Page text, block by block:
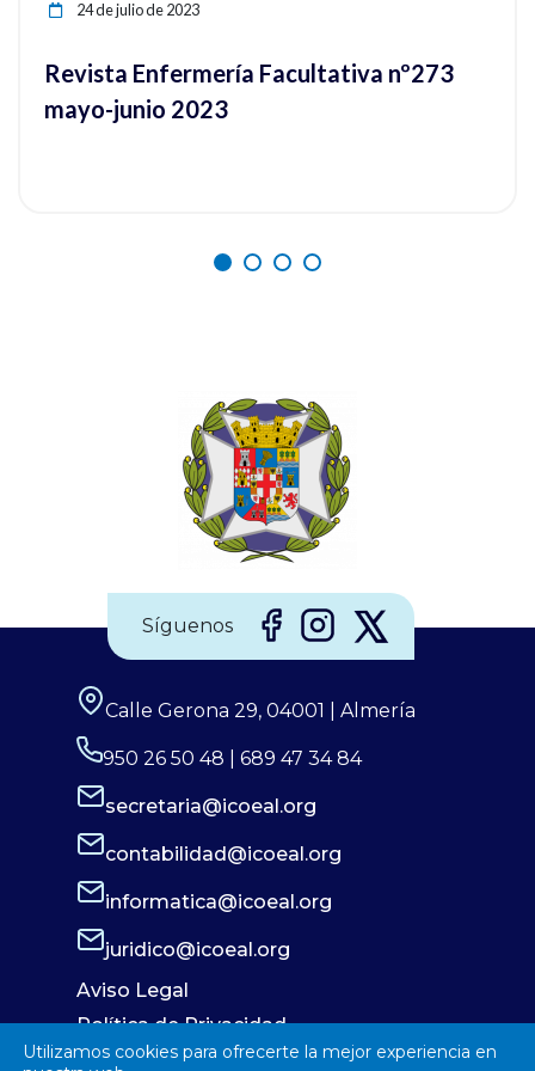
24 de julio de 2023
Revista Enfermería Facultativa nº273
mayo-junio 2023
Síguenos
Calle Gerona 29, 04001 | Almería
950 26 50 48 | 689 47 34 84
secretaria@icoeal.org
contabilidad@icoeal.org
informatica@icoeal.org
juridico@icoeal.org
Aviso Legal
Política de Privacidad
Política de Cookies
Utilizamos cookies para ofrecerte la mejor experiencia en